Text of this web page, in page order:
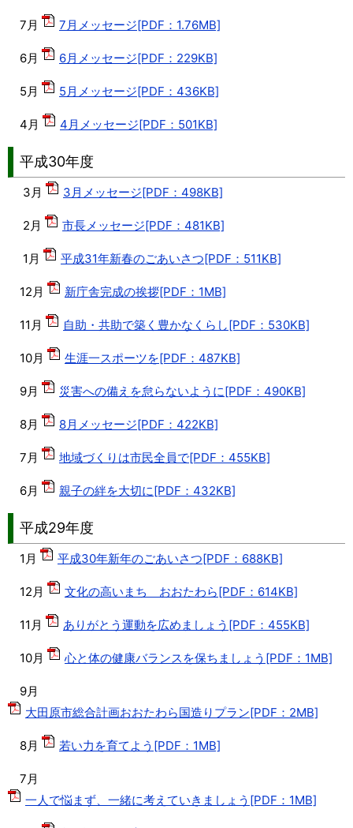
7月 7月メッセージ[PDF：1.76MB]
6月 6月メッセージ[PDF：229KB]
5月 5月メッセージ[PDF：436KB]
4月 4月メッセージ[PDF：501KB]
平成30年度
3月 3月メッセージ[PDF：498KB]
2月 市長メッセージ[PDF：481KB]
1月 平成31年新春のごあいさつ[PDF：511KB]
12月 新庁舎完成の挨拶[PDF：1MB]
11月 自助・共助で築く豊かなくらし[PDF：530KB]
10月 生涯一スポーツを[PDF：487KB]
9月 災害への備えを怠らないように[PDF：490KB]
8月 8月メッセージ[PDF：422KB]
7月 地域づくりは市民全員で[PDF：455KB]
6月 親子の絆を大切に[PDF：432KB]
平成29年度
1月 平成30年新年のごあいさつ[PDF：688KB]
12月 文化の高いまち おおたわら[PDF：614KB]
11月 ありがとう運動を広めましょう[PDF：455KB]
10月 心と体の健康バランスを保ちましょう[PDF：1MB]
9月
大田原市総合計画おおたわら国造りプラン[PDF：2MB]
8月 若い力を育てよう[PDF：1MB]
7月
一人で悩まず、一緒に考えていきましょう[PDF：1MB]